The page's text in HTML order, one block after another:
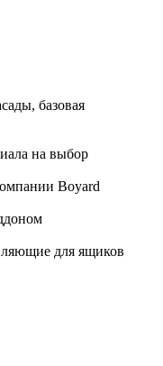
базовая
на выбор
Boyard
для ящиков